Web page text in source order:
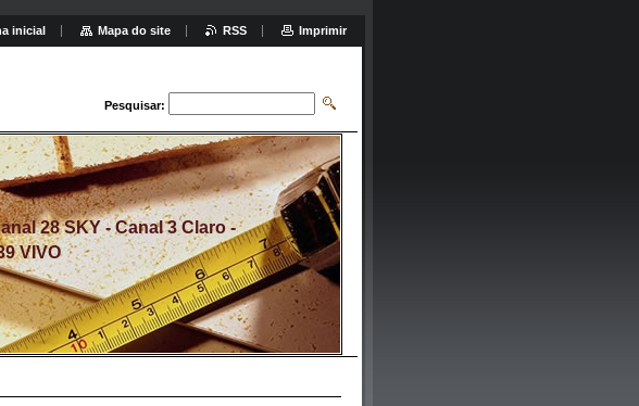
Pesquisar:
28 SKY - Canal 3 Claro -
VIVO
inicial Mapa do site RSS Imprimir